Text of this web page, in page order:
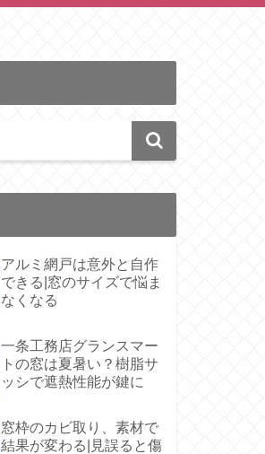
アルミ網戸は意外と自作
できる|窓のサイズで悩ま
なくなる
一条工務店グランスマー
トの窓は夏暑い？樹脂サ
ッシで遮熱性能が鍵に
窓枠のカビ取り、素材で
結果が変わる|見誤ると傷